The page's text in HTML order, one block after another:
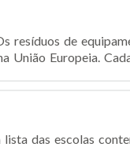
resíduos de
Europeia.
das escolas